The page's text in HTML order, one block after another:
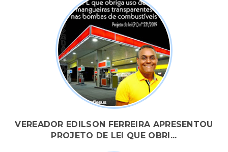
VEREADOR EDILSON FERREIRA APRESENTOU
PROJETO DE LEI QUE OBRI...